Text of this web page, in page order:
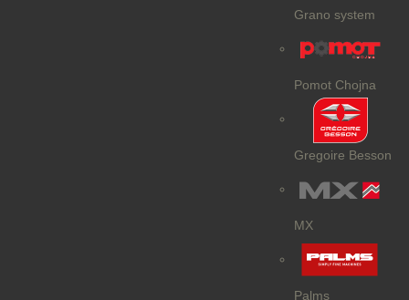
Grano system
Pomot Chojna
Gregoire Besson
MX
Palms